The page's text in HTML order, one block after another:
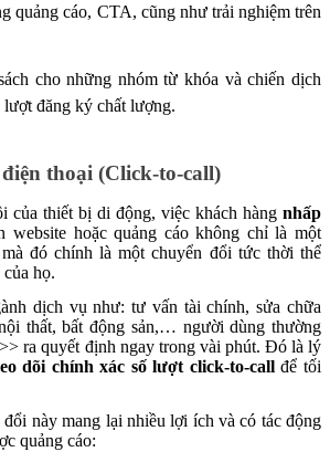
quảng cáo, CTA, cũng như trải nghiệm trên
cho những nhóm từ khóa và chiến dịch
lượt đăng ký chất lượng.
thoại (Click-to-call)
của thiết bị di động, việc khách hàng nhấp
website hoặc quảng cáo không chỉ là một
đó chính là một chuyển đổi tức thời thể
họ.
dịch vụ như: tư vấn tài chính, sửa chữa
thất, bất động sản,… người dùng thường
ra quyết định ngay trong vài phút. Đó là lý
dõi chính xác số lượt click-to-callđể tối
này mang lại nhiều lợi ích và có tác động
quảng cáo: